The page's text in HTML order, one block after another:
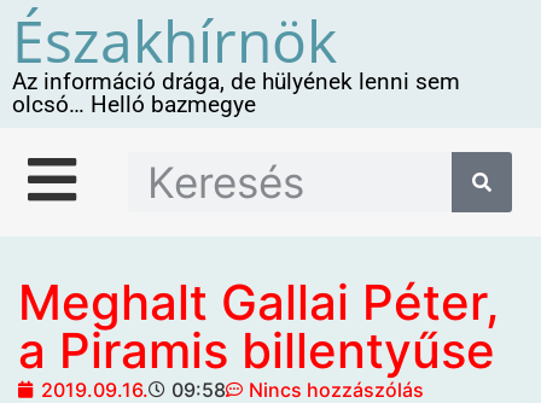
Északhírnök
Az információ drága, de hülyének lenni sem
olcsó… Helló bazmegye
Meghalt Gallai Péter,
a Piramis billentyűse
2019.09.16. 09:58 Nincs hozzászólás